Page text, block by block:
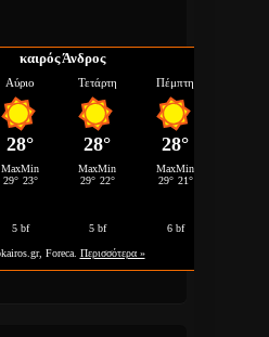
καιρός Άνδρος